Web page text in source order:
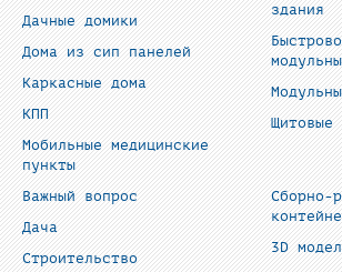
Дачные домики
Дома из сип панелей
Каркасные дома
КПП
Мобильные медицинские
пункты
здания
Щитовые
Важный вопрос
Дача
Строительство
Сборно-
3D